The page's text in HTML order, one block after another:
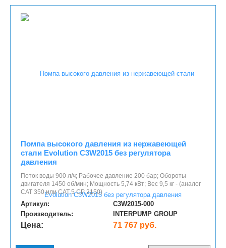
Помпа высокого давления из нержавеющей
стали Evolution С3W2015 без регулятора
давления
Поток воды 900 л/ч; Рабочее давление 200 бар; Обороты
двигателя 1450 об/мин; Мощность 5,74 кВт; Вес 9,5 кг - (аналог
САТ 350 или САТ 5 СР 2150)
Артикул:
C3W2015-000
Производитель:
INTERPUMP GROUP
Цена: 71 767 руб.